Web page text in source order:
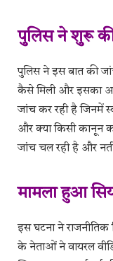
पुलिस ने शुरू
पुलिस ने इस बात की
कैसे मिली और इसका
जांच कर रही है जिनमें
और क्या किसी कानून
जांच चल रही है और
मामला हुआ
इस घटना ने राजनीतिक
के नेताओं ने वायरल